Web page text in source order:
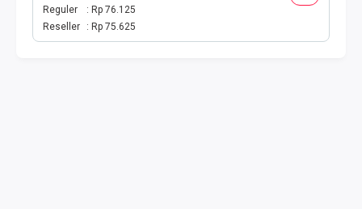
ISI ULANG GAME
Reguler
Rp 76.125
Reseller
Rp 75.625